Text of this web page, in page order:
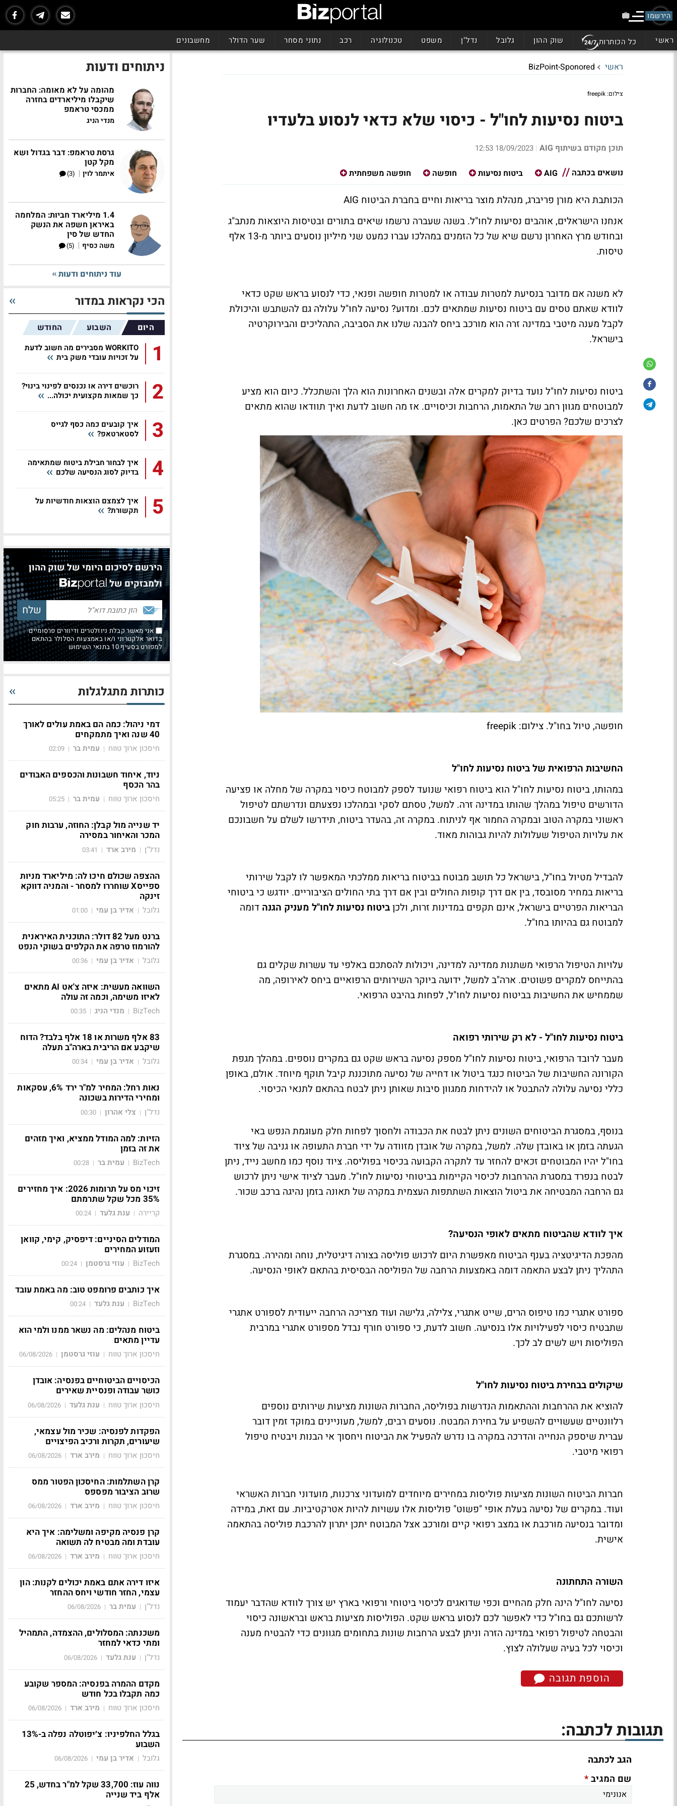
הירשמו
ראשי כל הכותרות שוק ההון גלובל נדל"ן משפט טכנולוגיה רכב נתוני מסחר שער הדולר מחשבונים
ראשי BizPoint-Sponored
צילום: freepik
ביטוח נסיעות לחו"ל - כיסוי שלא כדאי לנסוע בלעדיו
תוכן מקודם בשיתוף AIG |
18/09/2023 12:53
נושאים בכתבה AIG ביטוח נסיעות חופשה חופשה משפחתית
הכותבת היא מורן פריברג, מנהלת מוצר בריאות וחיים בחברת הביטוח AIG
אנחנו הישראלים, אוהבים נסיעות לחו"ל. בשנה שעברה נרשמו שיאים בתורים ובטיסות היוצאות מנתב"ג
ובחודש מרץ האחרון נרשם שיא של כל הזמנים במהלכו עברו כמעט שני מיליון נוסעים ביותר מ-13 אלף
טיסות.
לא משנה אם מדובר בנסיעת למטרות עבודה או למטרות חופשה ופנאי, כדי לנסוע בראש שקט כדאי
לוודא שאתם טסים עם ביטוח נסיעות שמתאים לכם. ומדוע? נסיעה לחו"ל עלולה גם להשתבש והיכולת
לקבל מענה מיטבי במדינה זרה הוא מורכב ביחס להבנה שלנו את הסביבה, התהליכים והבירוקרטיה
בישראל.
ביטוח נסיעות לחו"ל נועד בדיוק למקרים אלה ובשנים האחרונות הוא הלך והשתכלל. כיום הוא מציע
למבוטחים מגוון רחב של התאמות, הרחבות וכיסויים. אז מה חשוב לדעת ואיך תוודאו שהוא מתאים
לצרכים שלכם? הפרטים כאן.
חופשה, טיול בחו"ל. צילום: freepik
החשיבות הרפואית של ביטוח נסיעות לחו"ל
במהותו, ביטוח נסיעות לחו"ל הוא ביטוח רפואי שנועד לספק למבוטח כיסוי במקרה של מחלה או פציעה
הדורשים טיפול במהלך שהותו במדינה זרה. למשל, טסתם לסקי ובמהלכו נפצעתם ונדרשתם לטיפול
ראשוני במקרה הטוב ובמקרה החמור אף לניתוח. במקרה זה, בהעדר ביטוח, תידרשו לשלם על חשבונכם
את עלויות הטיפול שעלולות להיות גבוהות מאוד.
להבדיל מטיול בחו"ל, בישראל כל תושב מבוטח בביטוח בריאות ממלכתי המאפשר לו לקבל שירותי
בריאות במחיר מסובסד, בין אם דרך קופות החולים ובין אם דרך בתי החולים הציבוריים. יודגש כי ביטוחי
הבריאות הפרטיים בישראל, אינם תקפים במדינות זרות, ולכןביטוח נסיעות לחו"ל מעניק הגנה דומה
למבוטח גם בהיותו בחו"ל.
עלויות הטיפול הרפואי משתנות ממדינה למדינה, ויכולות להסתכם באלפי עד עשרות שקלים גם
בהתייחס למקרים פשוטים. ארה"ב למשל, ידועה ביוקר השירותים הרפואיים ביחס לאירופה, מה
שממחיש את החשיבות בביטוח נסיעות לחו"ל, לפחות בהיבט הרפואי.
ביטוח נסיעות לחו"ל - לא רק שירותי רפואה
מעבר לרובד הרפואי, ביטוח נסיעות לחו"ל מספק נסיעה בראש שקט גם במקרים נוספים. במהלך מגפת
הקורונה החשיבות של הביטוח כנגד ביטול או דחייה של נסיעה מתוכננת קיבל תוקף מיוחד. אולם, באופן
כללי נסיעה עלולה להתבטל או להידחות ממגוון סיבות שאותן ניתן לבטח בהתאם לתנאי הכיסוי.
בנוסף, במסגרת הביטוחים השונים ניתן לבטח את הכבודה ולחסוך לפחות חלק מעוגמת הנפש באי
הגעתה בזמן או באובדן שלה. למשל, במקרה של אובדן מזוודה על ידי חברת התעופה או גניבה של ציוד
בחו"ל יהיו המבוטחים זכאים להחזר עד לתקרה הקבועה בכיסוי בפוליסה. ציוד נוסף כמו מחשב נייד, ניתן
לבטח בנפרד במסגרת ההרחבות לכיסוי הקיימות בביטוחי נסיעות לחו"ל. מעבר לציוד אישי ניתן לרכוש
גם הרחבה המבטיחה את ביטול הוצאות השתתפות העצמית במקרה של תאונה בזמן נהיגה ברכב שכור.
איך לוודא שהביטוח מתאים לאופי הנסיעה?
מהפכת הדיגיטציה בענף הביטוח מאפשרת היום לרכוש פוליסה בצורה דיגיטלית, נוחה ומהירה. במסגרת
התהליך ניתן לבצע התאמה דומה באמצעות הרחבה של הפוליסה הבסיסית בהתאם לאופי הנסיעה.
ספורט אתגרי כמו טיפוס הרים, שייט אתגרי, צלילה, גלישה ועוד מצריכה הרחבה ייעודית לספורט אתגרי
שתבטיח כיסוי לפעילויות אלו בנסיעה. חשוב לדעת, כי ספורט חורף נבדל מספורט אתגרי במרבית
הפוליסות ויש לשים לב לכך.
שיקולים בבחירת ביטוח נסיעות לחו"ל
להוציא את ההרחבות וההתאמות הנדרשות בפוליסה, החברות השונות מציעות שירותים נוספים
רלוונטיים שעשויים להשפיע על בחירת המבטח. נוסעים רבים, למשל, מעוניינים במוקד זמין דובר
עברית שיספק הנחייה והדרכה במקרה בו נדרש להפעיל את הביטוח ויחסוך אי הבנות ויבטיח טיפול
רפואי מיטבי.
חברות הביטוח השונות מציעות פוליסות במחירים מיוחדים למועדוני צרכנות, מועדוני חברות האשראי
ועוד. במקרים של נסיעה בעלת אופי "פשוט" פוליסות אלו עשויות להיות אטרקטיביות. עם זאת, במידה
ומדובר בנסיעה מורכבת או במצב רפואי קיים ומורכב אצל המבוטח יתכן יתרון להרכבת פוליסה בהתאמה
אישית.
השורה התחתונה
נסיעה לחו"ל הינה חלק מהחיים וכפי שדואגים לכיסוי ביטוחי ורפואי בארץ יש צורך לוודא שהדבר יעמוד
לרשותכם גם בחו"ל כדי לאפשר לכם לנסוע בראש שקט. הפוליסות מציעות בראש ובראשונה כיסוי
והבטחה לטיפול רפואי במדינה הזרה וניתן לבצע הרחבות שונות בתחומים מגוונים כדי להבטיח מענה
וכיסוי לכל בעיה שעלולה לצוץ.
הוספת תגובה
תגובות לכתבה:
הגב לכתבה
שם המגיב*
ניתוחים ודעות
מהומה על לא מאומה: החברות
שיקבלו מיליארדים בחזרה
ממכסי טראמפ
מנדי הניג
גרסת טראמפ: דבר בגדול ושא
מקל קטן
איתמר לוין |
(3)
1.4 מיליארד חביות: המלחמה
באיראן חשפה את הנשק
החדש של סין
משה כסיף |
(5)
עוד ניתוחים ודעות
הכי נקראות במדור
היום השבוע החודש
1
WORKITO מסבירים מה חשוב לדעת
על זכויות עובדי משק בית
2
רוכשים דירה או נכנסים לפינוי בינוי?
כך שמאות מקצועית יכולה...
3
איך קובעים כמה כסף לגייס
לסטארטאפ?
4
איך לבחור חבילת ביטוח שמתאימה
בדיוק לסוג הנסיעה שלכם
5
איך לצמצם הוצאות חודשיות על
תקשורת?
הירשם לסיכום היומי של שוק ההון
ולמבזקים של
אני מאשר קבלת ניוזלטרים ודיוורים פרסומיים
בדואר אלקטרוני ו/או באמצעות הסלולר בהתאם
למפורט בסעיף 10 בתנאי השימוש
כותרות מתגלגלות
דמי ניהול: כמה הם באמת עולים לאורך
40 שנה ואיך מתמקחים
חיסכון ארוך טווח | עמית בר |
02:09
ניוד, איחוד חשבונות והכספים האבודים
בהר הכסף
חיסכון ארוך טווח | עמית בר |
05:25
יד שנייה מול קבלן: החוזה, ערבות חוק
המכר והאיחור במסירה
נדל"ן | מירב ארד |
03:41
ההצפה שכולם חיכו לה: מיליארד מניות
ספייסX שוחררו למסחר - והמניה דווקא
זינקה
גלובל | אדיר בן עמי |
01:00
ברנט מעל 82 דולר: התוכנית האיראנית
להורמוז טרפה את הקלפים בשוקי הנפט
גלובל | אדיר בן עמי |
00:36
השוואה מעשית: איזה צ'אט AI מתאים
לאיזו משימה, וכמה זה עולה
BizTech
| מנדי הניג |
00:35
83 אלף משרות או 18 אלף בלבד? הדוח
שיקבע אם הריבית בארה"ב תעלה
גלובל | אדיר בן עמי |
00:34
נאות רחל: המחיר למ"ר ירד 6%, עסקאות
ומחירי הדירות בשכונה
נדל"ן | צלי אהרון |
00:30
הזיות: למה המודל ממציא, ואיך מזהים
את זה בזמן
BizTech
| עמית בר |
00:28
זיכוי מס על תרומות 2026: איך מחזירים
35% מכל שקל שתרמתם
קריירה | ענת גלעד |
00:24
המודלים הסיניים: דיפסיק, קימי, קוואן
וזעזוע המחירים
BizTech
| עוזי גרסטמן |
00:24
איך כותבים פרומפט טוב: מה באמת עובד
BizTech
| ענת גלעד |
00:24
ביטוח מנהלים: מה נשאר ממנו ולמי הוא
עדיין מתאים
חיסכון ארוך טווח | עוזי גרסטמן |
06/08/2026
הכיסויים הביטוחיים בפנסיה: אובדן
כושר עבודה ופנסיית שאירים
חיסכון ארוך טווח | ענת גלעד |
06/08/2026
הפקדות לפנסיה: שכיר מול עצמאי,
שיעורים, תקרות ורכיב הפיצויים
חיסכון ארוך טווח | מירב ארד |
06/08/2026
קרן השתלמות: החיסכון הפטור ממס
שרוב הציבור מפספס
חיסכון ארוך טווח | מירב ארד |
06/08/2026
קרן פנסיה מקיפה ומשלימה: איך היא
עובדת ומה מבטיח לה תשואה
חיסכון ארוך טווח | מירב ארד |
06/08/2026
איזו דירה אתם באמת יכולים לקנות: הון
עצמי, החזר חודשי ויחס ההחזר
נדל"ן | עמית בר |
06/08/2026
משכנתה: המסלולים, ההצמדה, התמהיל
ומתי כדאי למחזר
נדל"ן | ענת גלעד |
06/08/2026
מקדם ההמרה בפנסיה: המספר שקובע
כמה תקבלו בכל חודש
חיסכון ארוך טווח | מירב ארד |
06/08/2026
בגלל החלפיניו: צ׳יפוטלה נפלה ב-13%
השבוע
גלובל | אדיר בן עמי |
06/08/2026
נווה עוז: 33,700 שקל למ"ר בחדש, 25
אלף ביד שנייה